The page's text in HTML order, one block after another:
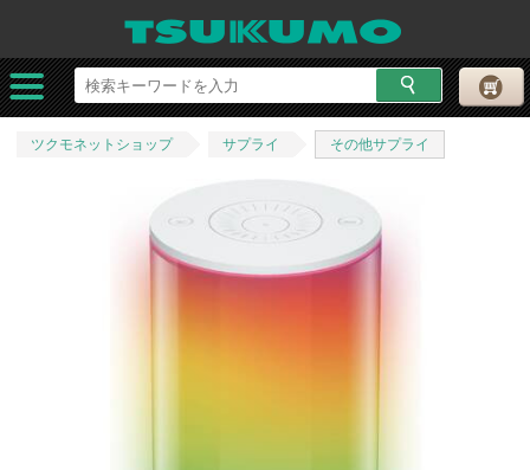
ツクモネットショップ サプライ その他サプライ